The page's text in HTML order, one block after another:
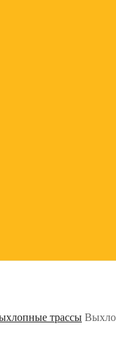
трассы